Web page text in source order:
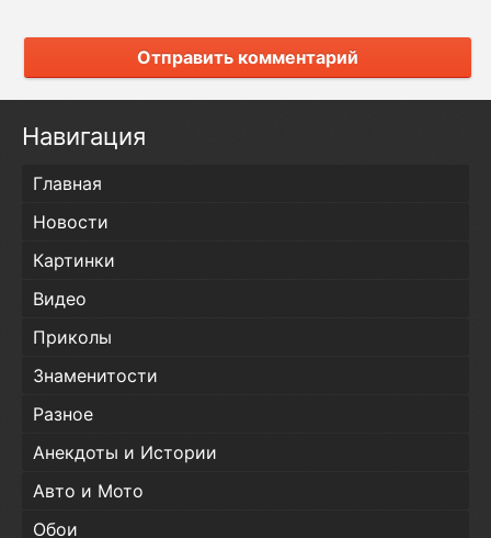
Отправить комментарий
Навигация
Главная
Новости
Картинки
Видео
Приколы
Знаменитости
Разное
Анекдоты и Истории
Авто и Мото
Обои